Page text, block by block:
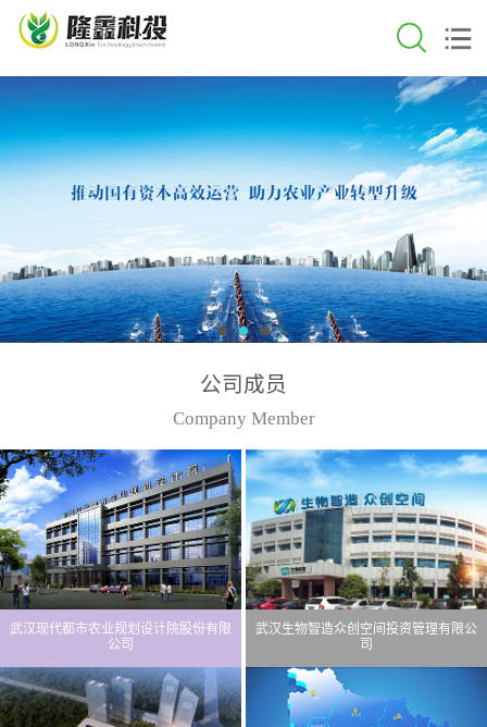
公司成员
Company Member
武汉现代都市农业规划设计院股份有限
公司
武汉生物智造众创空间投资管理有限公
司